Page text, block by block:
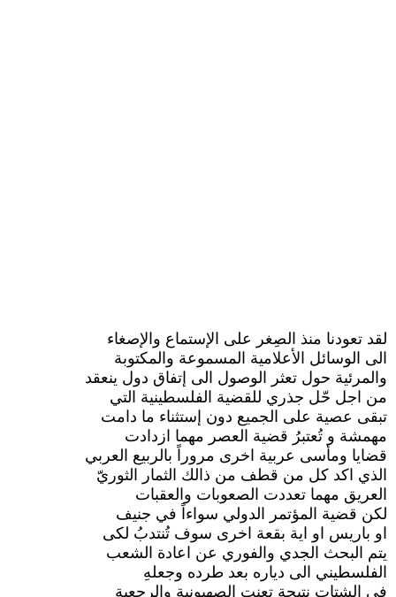
لقد تعودنا منذ الصِغر على الإستماع والإصغاء
الى الوسائل الأعلامية المسموعة والمكتوبة
والمرئية حول تعثر الوصول الى إتفاق دول ينعقد
من اجل حّل جذري للقضية الفلسطينية التي
تبقى عصية على الجميع دون إستثناء ما دامت
مهمشة و تُعتبرُ قضية العصر مهما ازدادت
قضايا ومأسى عربية اخرى مروراً بالربيع العربي
الذي اكد كل من قطف من ذالك الثمار الثوريّ
العريق مهما تعددت الصعوبات والعقبات
لكن قضية المؤتمر الدولي سواءاً في جنيف
او باريس او اية بقعة اخرى سوف تُنتدبُ لكى
يتم البحث الجدي والفوري عن اعادة الشعب
الفلسطيني الى دياره بعد طرده وجعلهِ
في الشتات نتيجة تعنت الصهيونية والرجعية